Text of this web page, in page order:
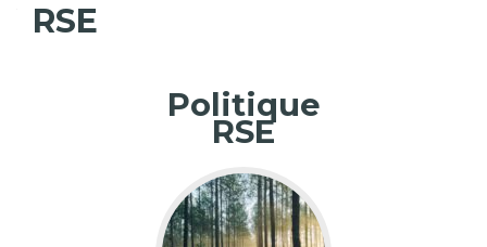
RSE
Politique
RSE